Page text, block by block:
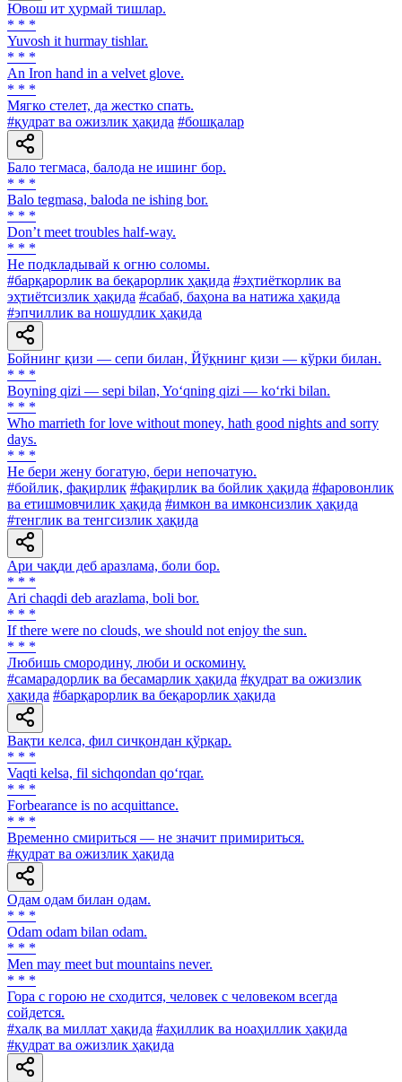
Ювош ит ҳурмай тишлар.
* * *
Yuvosh it hurmay tishlar.
* * *
An Iron hand in a velvet glove.
* * *
Мягко стелет, да жестко спать.
#қудрат ва ожизлик ҳақида #бошқалар
Бало тегмаса, балода не ишинг бор.
* * *
Balo tegmasa, baloda ne ishing bor.
* * *
Don’t meet troubles half-way.
* * *
He подкладывай к огню соломы.
#барқарорлик ва беқарорлик ҳақида #эҳтиёткорлик ва
эҳтиётсизлик ҳақида #сабаб, баҳона ва натижа ҳақида
#эпчиллик ва ношудлик ҳақида
Бойнинг қизи — сепи билан, Йўқнинг қизи — кўрки билан.
* * *
Boyning qizi — sepi bilan, Yo‘qning qizi — ko‘rki bilan.
* * *
Who marrieth for love without money, hath good nights and sorry
days.
* * *
He бери жену богатую, бери непочатую.
#бойлик, фақирлик #фақирлик ва бойлик ҳақида #фаровонлик
ва етишмовчилик ҳақида #имкон ва имконсизлик ҳақида
#тенглик ва тенгсизлик ҳақида
Ари чақди деб аразлама, боли бор.
* * *
Ari chaqdi deb arazlama, boli bor.
* * *
If there were no clouds, we should not enjoy the sun.
* * *
Любишь смородину, люби и оскомину.
#самарадорлик ва бесамарлик ҳақида #қудрат ва ожизлик
ҳақида #барқарорлик ва беқарорлик ҳақида
Вақти келса, фил сичқондан қўрқар.
* * *
Vaqti kelsa, fil sichqondan qo‘rqar.
* * *
Forbearance is no acquittance.
* * *
Временно смириться — не значит примириться.
#қудрат ва ожизлик ҳақида
Одам одам билан одам.
* * *
Odam odam bilan odam.
* * *
Men may meet but mountains never.
* * *
Гора с горою не сходится, человек с человеком всегда
сойдется.
#халқ ва миллат ҳақида #аҳиллик ва ноаҳиллик ҳақида
#қудрат ва ожизлик ҳақида